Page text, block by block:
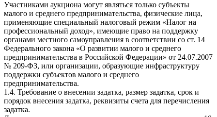
Участниками аукциона могут являться только субъекты
малого и среднего предпринимательства, физические лица,
применяющие специальный налоговый режим «Налог на
профессиональный доход», имеющие право на поддержку
органами местного самоуправления в соответствии со ст. 14
Федерального закона «О развитии малого и среднего
предпринимательства в Российской Федерации» от 24.07.2007
№ 209-ФЗ, или организации, образующие инфраструктуру
поддержки субъектов малого и среднего
предпринимательства.
1.4. Требование о внесении задатка, размер задатка, срок и
порядок внесения задатка, реквизиты счета для перечисления
задатка.